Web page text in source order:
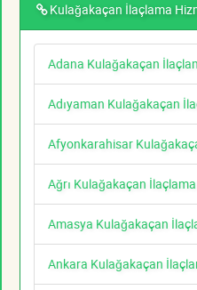
Kulağakaçan İlaçlama
Adana Kulağakaçan
Adıyaman Kulağakaçan
Afyonkarahisar
Ağrı Kulağakaçan İlaçlama
Amasya Kulağakaçan
Ankara Kulağakaçan